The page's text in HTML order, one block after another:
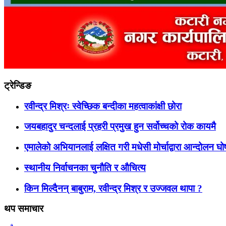
ट्रेन्डिङ
रवीन्द्र मिश्रः स्वेच्छिक बन्दीका महत्वाकांक्षी छोरा
जयबहादुर चन्दलाई प्रहरी प्रमुख हुन सर्वोच्चको रोक कायमै
एमालेको अभियानलाई लक्षित गरी मधेसी मोर्चाद्वारा आन्दोलन
स्थानीय निर्वाचनका चुनौति र औचित्य
किन मिल्दैनन् बाबुराम, रवीन्द्र मिश्र र उज्जवल थापा ?
थप समाचार